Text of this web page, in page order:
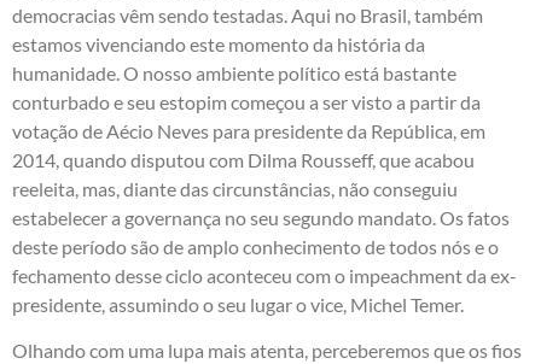
democracias vêm sendo testadas. Aqui no Brasil, também
estamos vivenciando este momento da história da
humanidade. O nosso ambiente político está bastante
conturbado e seu estopim começou a ser visto a partir da
votação de Aécio Neves para presidente da República, em
2014, quando disputou com Dilma Rousseff, que acabou
reeleita, mas, diante das circunstâncias, não conseguiu
estabelecer a governança no seu segundo mandato. Os fatos
deste período são de amplo conhecimento de todos nós e o
fechamento desse ciclo aconteceu com o impeachment da ex-
presidente, assumindo o seu lugar o vice, Michel Temer.
Olhando com uma lupa mais atenta, perceberemos que os fios